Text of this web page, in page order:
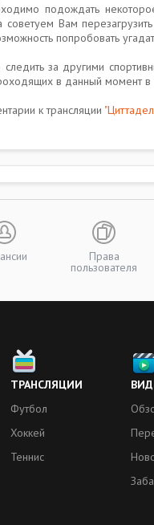
подождать
Вам
попробовать
за другими
в данный момент
к трансляции
Права
пользователя
ТРАНСЛЯЦИИ
Футбол
Хоккей
Теннис